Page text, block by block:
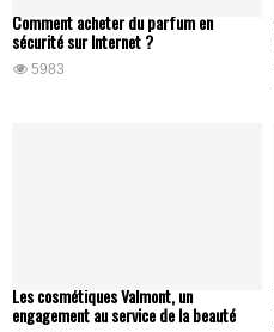
Comment acheter du parfum en
sécurité sur Internet ?
5983
Les cosmétiques Valmont, un
engagement au service de la beauté